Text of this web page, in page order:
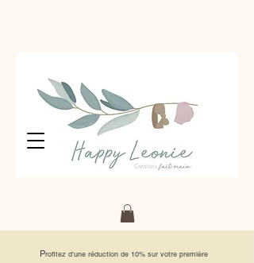
Profitez d'une réduction de 10% sur votre première